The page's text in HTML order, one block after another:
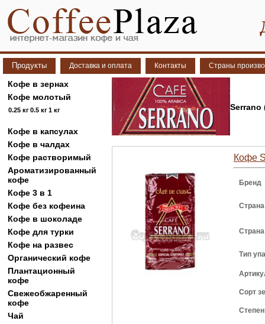
Продукты Доставка и оплата Контакты Страны
Кофе в зернах
Кофе молотый
0.25 кг0.5 кг1 кг
Кофе в капсулах
Кофе в чалдах
Кофе растворимый
Ароматизированный
кофе
Кофе 3 в 1
Кофе без кофеина
Кофе в шоколаде
Кофе для турки
Кофе на развес
Органический кофе
Плантационный
кофе
Свежеобжаренный
кофе
Чай
Кофе
Бренд
Тип
Сорт